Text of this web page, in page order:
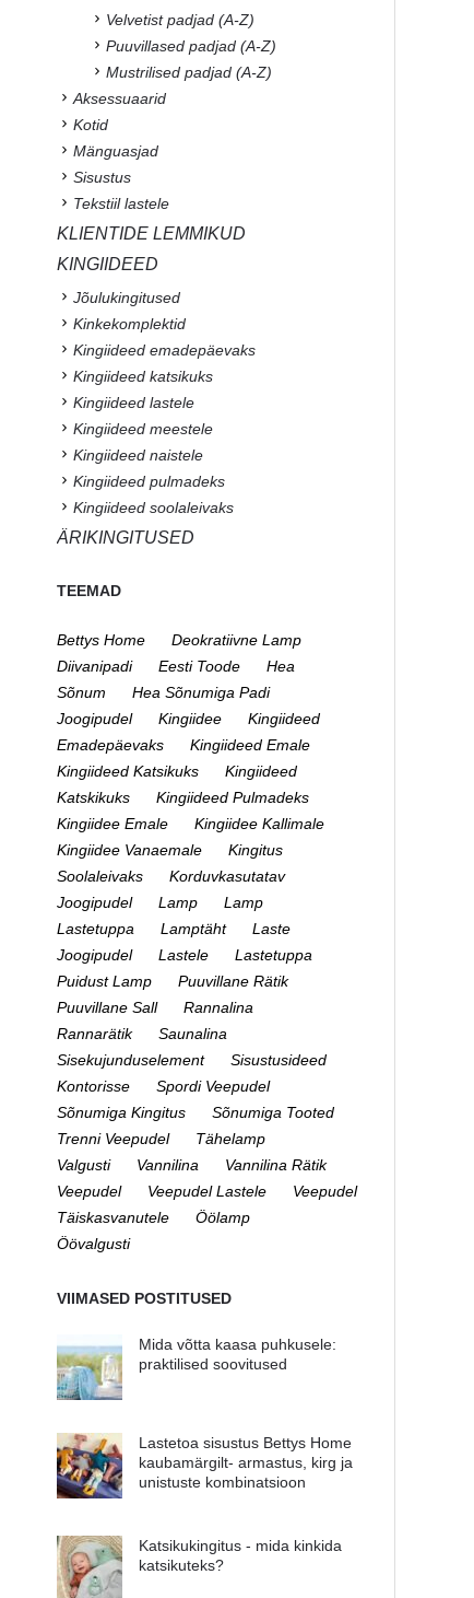
Velvetist padjad (A-Z)
Puuvillased padjad (A-Z)
Mustrilised padjad (A-Z)
Aksessuaarid
Kotid
Mänguasjad
Sisustus
Tekstiil lastele
KLIENTIDE LEMMIKUD
KINGIIDEED
Jõulukingitused
Kinkekomplektid
Kingiideed emadepäevaks
Kingiideed katsikuks
Kingiideed lastele
Kingiideed meestele
Kingiideed naistele
Kingiideed pulmadeks
Kingiideed soolaleivaks
ÄRIKINGITUSED
TEEMAD
Bettys Home
Deokratiivne Lamp
Diivanipadi
Eesti Toode
Hea
Sõnum
Hea Sõnumiga Padi
Joogipudel
Kingiidee
Kingiideed
Emadepäevaks
Kingiideed Emale
Kingiideed Katsikuks
Kingiideed
Katskikuks
Kingiideed Pulmadeks
Kingiidee Emale
Kingiidee Kallimale
Kingiidee Vanaemale
Kingitus
Soolaleivaks
Korduvkasutatav
Joogipudel
Lamp
Lamp
Lastetuppa
Lamptäht
Laste
Joogipudel
Lastele
Lastetuppa
Puidust Lamp
Puuvillane Rätik
Puuvillane Sall
Rannalina
Rannarätik
Saunalina
Sisekujunduselement
Sisustusideed
Kontorisse
Spordi Veepudel
Sõnumiga Kingitus
Sõnumiga Tooted
Trenni Veepudel
Tähelamp
Valgusti
Vannilina
Vannilina Rätik
Veepudel
Veepudel Lastele
Veepudel
Täiskasvanutele
Öölamp
Öövalgusti
VIIMASED POSTITUSED
Mida võtta kaasa puhkusele:
praktilised soovitused
Lastetoa sisustus Bettys Home
kaubamärgilt- armastus, kirg ja
unistuste kombinatsioon
Katsikukingitus - mida kinkida
katsikuteks?